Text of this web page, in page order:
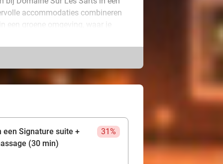
accommodaties combineren
een groene omgeving, waar je
om alle spanning van je af te
Naturessence Spa, de Poolhouse
bezoek een van de karakteristieke
je terug naar het domein, waar
een Signature suite +
(30 min)
31%